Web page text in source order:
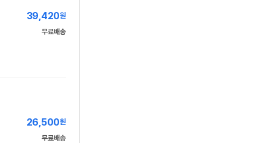
39,420원
무료배송
26,500원
무료배송